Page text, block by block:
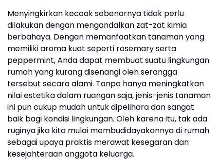
Menyingkirkan kecoak sebenarnya tidak perlu
dilakukan dengan mengandalkan zat-zat kimia
berbahaya. Dengan memanfaatkan tanaman yang
memiliki aroma kuat seperti rosemary serta
peppermint, Anda dapat membuat suatu lingkungan
rumah yang kurang disenangi oleh serangga
tersebut secara alami. Tanpa hanya meningkatkan
nilai estetika dalam ruangan saja, jenis-jenis tanaman
ini pun cukup mudah untuk dipelihara dan sangat
baik bagi kondisi lingkungan. Oleh karena itu, tak ada
ruginya jika kita mulai membudidayakannya di rumah
sebagai upaya praktis merawat kesegaran dan
kesejahteraan anggota keluarga.